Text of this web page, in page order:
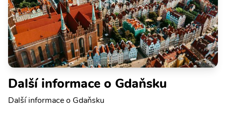
Další informace o Gdaňsku
Další informace o Gdaňsku